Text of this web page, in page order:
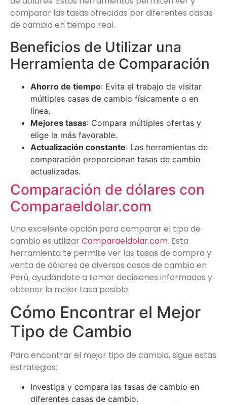
comparar las tasas ofrecidas por diferentes casas
de cambio en tiempo real.
Beneficios de Utilizar una
Herramienta de Comparación
Ahorro de tiempo: Evita el trabajo de visitar
múltiples casas de cambio físicamente o en
línea.
Mejores tasas: Compara múltiples ofertas y
elige la más favorable.
Actualización constante: Las herramientas de
comparación proporcionan tasas de cambio
actualizadas.
Comparación de dólares con
Comparaeldolar.com
Una excelente opción para comparar el tipo de
cambio es utilizar Comparaeldolar.com. Esta
herramienta te permite ver las tasas de compra y
venta de dólares de diversas casas de cambio en
Perú, ayudándote a tomar decisiones informadas y
obtener la mejor tasa posible.
Cómo Encontrar el Mejor
Tipo de Cambio
Para encontrar el mejor tipo de cambio, sigue estas
estrategias:
Investiga y compara las tasas de cambio en
diferentes casas de cambio.